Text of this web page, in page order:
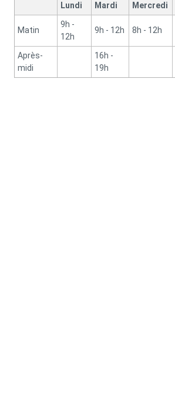
Lundi Mardi Mercredi
Matin
9h -
12h
9h - 12h 8h - 12h
Après-
midi
16h -
19h